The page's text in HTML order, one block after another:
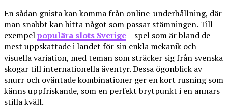
En sådan gnista kan komma från online-underhållning, där
man snabbt kan hitta något som passar stämningen. Till
exempelpopulära slots Sverige– spel som är bland de
mest uppskattade i landet för sin enkla mekanik och
visuella variation, med teman som sträcker sig från svenska
skogar till internationella äventyr. Dessa ögonblick av
snurr och oväntade kombinationer ger en kort rusning som
känns uppfriskande, som en perfekt brytpunkt i en annars
stilla kväll.